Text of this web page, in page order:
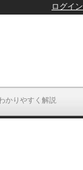
かりやすく解説
ログイン